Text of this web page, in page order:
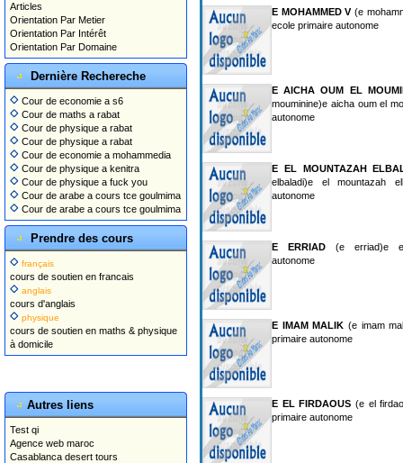
Articles
Orientation Par Metier
Orientation Par Intérêt
Orientation Par Domaine
Dernière Rechereche
Cour de economie a s6
Cour de maths a rabat
Cour de physique a rabat
Cour de physique a rabat
Cour de economie a mohammedia
Cour de physique a kenitra
Cour de physique a fuck you
Cour de arabe a cours tce goulmima
Cour de arabe a cours tce goulmima
Prendre des cours
français
cours de soutien en francais
anglais
cours d'anglais
physique
cours de soutien en maths & physique
à domicile
Autres liens
Test qi
Agence web maroc
Casablanca desert tours
E MOHAMMED V(e
ecole primaire autonome
E AICHA OUM EL
mouminine)e aicha oum el
autonome
E EL MOUNTAZAH
elbaladi)e el mountazah
autonome
E ERRIAD (e erriad)e
autonome
E IMAM MALIK (e imam
primaire autonome
E EL FIRDAOUS (e el
primaire autonome